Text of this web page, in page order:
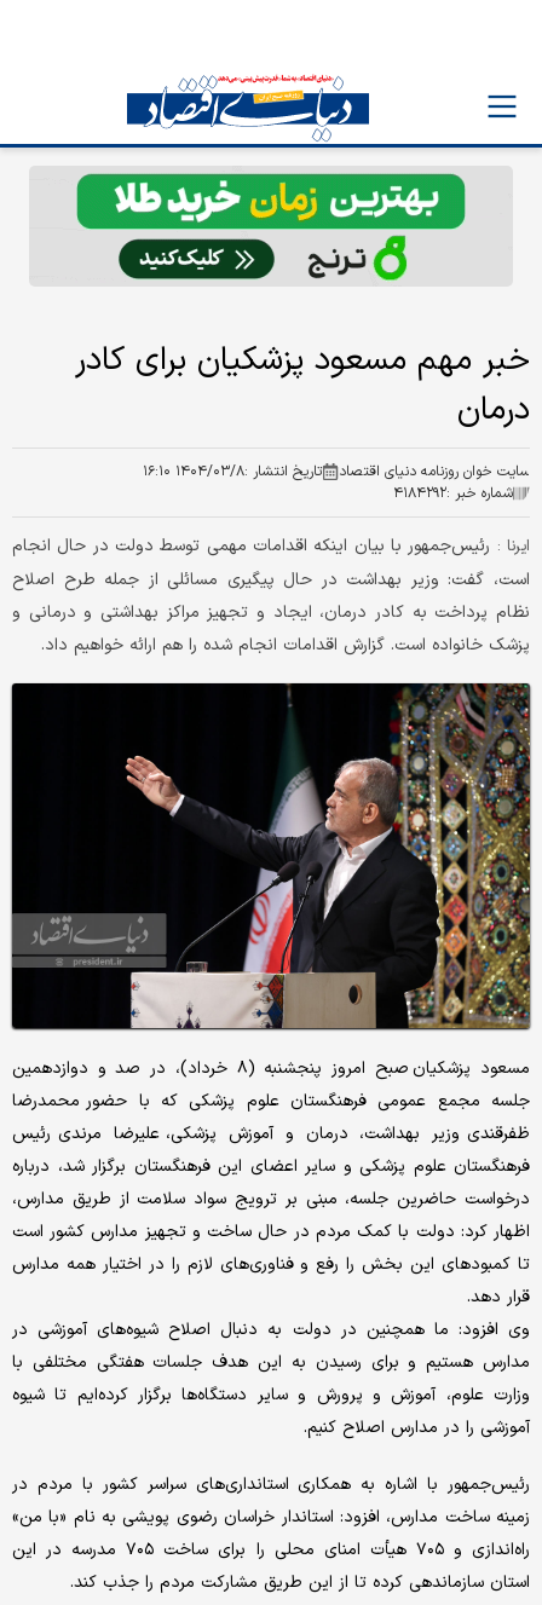
خبر مهم مسعود پزشکیان برای کادر
درمان
سایت خوان روزنامه دنیای اقتصاد تاریخ انتشار :۱۴۰۴/۰۳/۸ ۱۶:۱۰
شماره خبر :۴۱۸۴۲۹۲
ایرنا : رئیس‌جمهور با بیان اینکه اقدامات مهمی توسط دولت در حال انجام
است، گفت: وزیر بهداشت در حال پیگیری مسائلی از جمله طرح اصلاح
نظام پرداخت به کادر درمان، ایجاد و تجهیز مراکز بهداشتی و درمانی و
پزشک خانواده است. گزارش اقدامات انجام شده را هم ارائه خواهیم داد.
مسعود پزشکیان صبح امروز پنجشنبه (۸ خرداد)، در صد و دوازدهمین
جلسه مجمع عمومی فرهنگستان علوم پزشکی که با حضور محمدرضا
ظفرقندی وزیر بهداشت، درمان و آموزش پزشکی، علیرضا مرندی رئیس
فرهنگستان علوم پزشکی و سایر اعضای این فرهنگستان برگزار شد، درباره
درخواست حاضرین جلسه، مبنی بر ترویج سواد سلامت از طریق مدارس،
اظهار کرد: دولت با کمک مردم در حال ساخت و تجهیز مدارس کشور است
تا کمبودهای این بخش را رفع و فناوری‌های لازم را در اختیار همه مدارس
قرار دهد.
وی افزود: ما همچنین در دولت به دنبال اصلاح شیوه‌های آموزشی در
مدارس هستیم و برای رسیدن به این هدف جلسات هفتگی مختلفی با
وزارت علوم، آموزش و پرورش و سایر دستگاه‌ها برگزار کرده‌ایم تا شیوه
آموزشی را در مدارس اصلاح کنیم.
رئیس‌جمهور با اشاره به همکاری استانداری‌های سراسر کشور با مردم در
زمینه ساخت مدارس، افزود: استاندار خراسان رضوی پویشی به نام «با من»
راه‌اندازی و ۷۰۵ هیأت امنای محلی را برای ساخت ۷۰۵ مدرسه در این
استان سازماندهی کرده تا از این طریق مشارکت مردم را جذب کند.